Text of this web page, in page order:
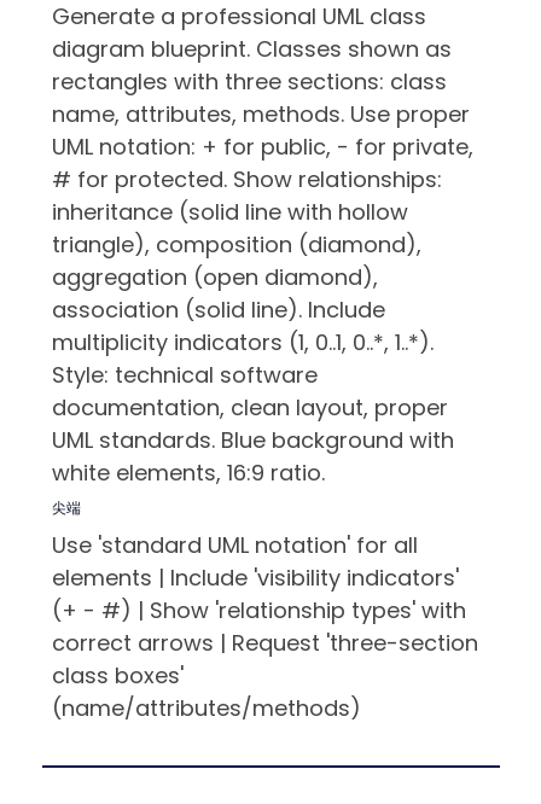
Generate a professional UML class
diagram blueprint. Classes shown as
rectangles with three sections: class
name, attributes, methods. Use proper
UML notation: + for public, - for private,
# for protected. Show relationships:
inheritance (solid line with hollow
triangle), composition (diamond),
aggregation (open diamond),
association (solid line). Include
multiplicity indicators (1, 0..1, 0..*, 1..*).
Style: technical software
documentation, clean layout, proper
UML standards. Blue background with
white elements, 16:9 ratio.
尖端
Use 'standard UML notation' for all
elements | Include 'visibility indicators'
(+ - #) | Show 'relationship types' with
correct arrows | Request 'three-section
class boxes'
(name/attributes/methods)